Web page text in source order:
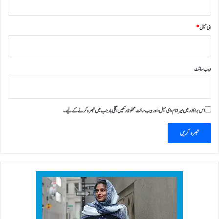
ای میل*
ویب‌ سائٹ
اس براؤزر میں میرا نام، ای میل، اور ویب سائٹ محفوظ رکھیں اگلی بار جب میں تبصرہ کرنے کےلیے۔